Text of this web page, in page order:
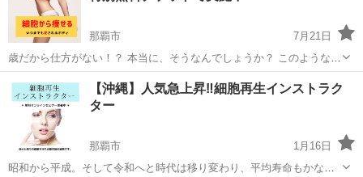
那覇市
7月21日
歳だから仕方がない！？ 本当に、そうなんでしょうか？ このような事
を思ったりしませんか？ ✔ 糖質制限もストレスに ✔ 話題のサプリを
購入しても同じ結果にならない ✔ カロリー消費！ジムに通うも続かな
い ✔ ...
沖縄 那覇市 その他 パーソナル
【沖縄】人気急上昇‼️細胞再生インストラク
ター
那覇市
1月16日
昭和から平成。そして令和へと時代は移り変わり、平均寿命もかなり